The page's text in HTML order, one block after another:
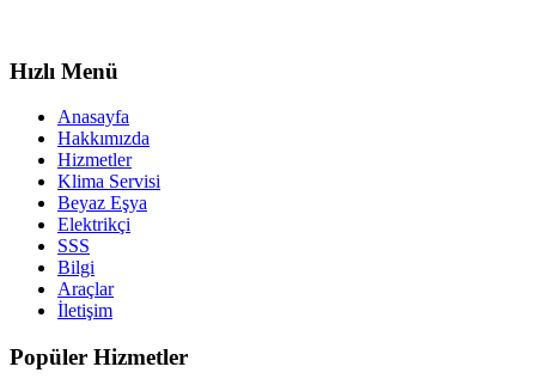
Hızlı Menü
Anasayfa
Hakkımızda
Hizmetler
Klima Servisi
Beyaz Eşya
Elektrikçi
SSS
Bilgi
Araçlar
İletişim
Popüler Hizmetler